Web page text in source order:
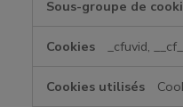
_cfuvid,